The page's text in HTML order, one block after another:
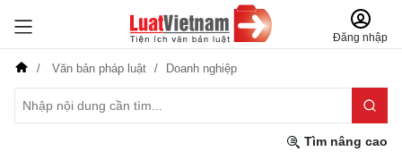
Đăng nhập
Văn bản pháp luật Doanh nghiệp
Tìm nâng cao